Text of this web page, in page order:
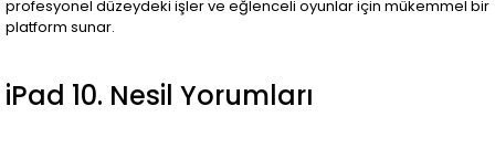
profesyonel düzeydeki işler ve eğlenceli oyunlar için mükemmel bir
platform sunar.
iPad 10. Nesil Yorumları